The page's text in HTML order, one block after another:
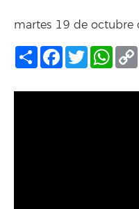
martes 19 de octubre
Compartir
Facebook
Twitter